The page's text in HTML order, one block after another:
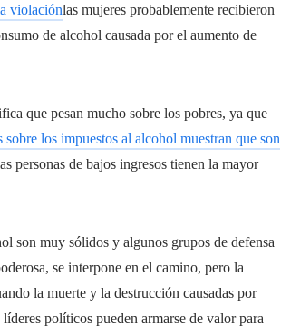
violaciónlas mujeres probablemente recibieron
de alcohol causada por el aumento de
que pesan mucho sobre los pobres, ya que
sobre los impuestos al alcohol muestran que son
personas de bajos ingresos tienen la mayor
son muy sólidos y algunos grupos de defensa
se interpone en el camino, pero la
la muerte y la destrucción causadas por
políticos pueden armarse de valor para